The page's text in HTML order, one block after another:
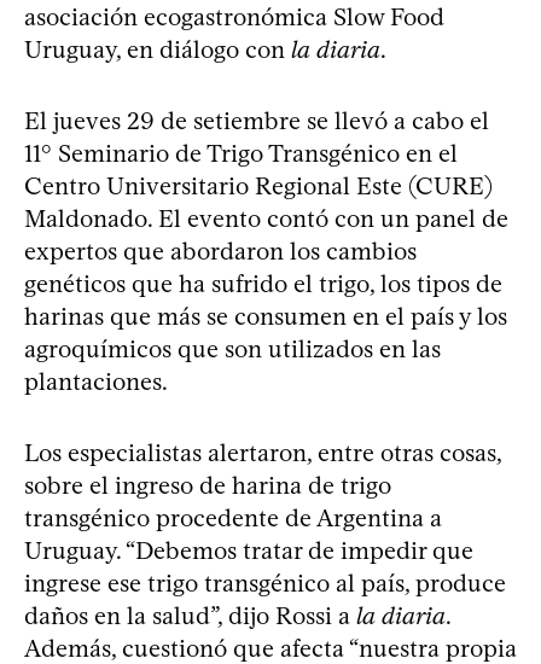
asociación ecogastronómica Slow Food
Uruguay, en diálogo con la diaria.
El jueves 29 de setiembre se llevó a cabo el
11° Seminario de Trigo Transgénico en el
Centro Universitario Regional Este (CURE)
Maldonado. El evento contó con un panel de
expertos que abordaron los cambios
genéticos que ha sufrido el trigo, los tipos de
harinas que más se consumen en el país y los
agroquímicos que son utilizados en las
plantaciones.
Los especialistas alertaron, entre otras cosas,
sobre el ingreso de harina de trigo
transgénico procedente de Argentina a
Uruguay. “Debemos tratar de impedir que
ingrese ese trigo transgénico al país, produce
daños en la salud”, dijo Rossi a la diaria.
Además, cuestionó que afecta “nuestra propia